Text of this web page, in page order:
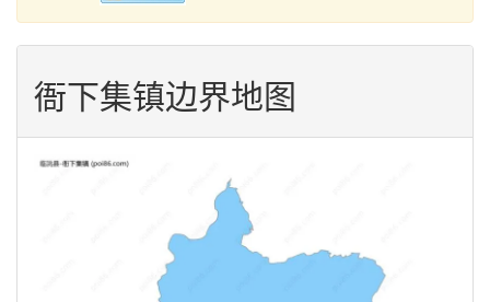
衙下集镇边界地图